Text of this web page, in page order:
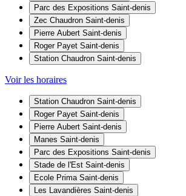
Parc des Expositions Saint-denis
Zec Chaudron Saint-denis
Pierre Aubert Saint-denis
Roger Payet Saint-denis
Station Chaudron Saint-denis
Voir les horaires
Station Chaudron Saint-denis
Roger Payet Saint-denis
Pierre Aubert Saint-denis
Manes Saint-denis
Parc des Expositions Saint-denis
Stade de l'Est Saint-denis
Ecole Prima Saint-denis
Les Lavandières Saint-denis